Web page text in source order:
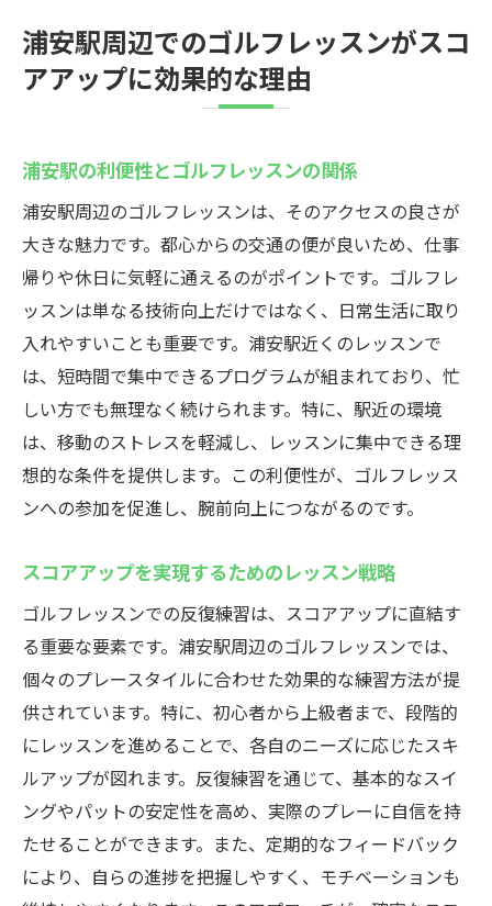
経験豊富なインストラクターが導くスキル
向上
反復練習でゴルフスキルを格段に向上させる方
反復練習の重要性とその効果
日々の練習ルーチンで技術を磨く
インストラクターの指導で効率的に学ぶ
練習成果を確実にする振り返りのコツ
応用力を高めるための実践トレーニング
反復練習を支える最新設備の紹介
初心者から上級者まで対応するウテミル浦安駅
前店のゴルフレッスンの魅力
初心者に優しいカリキュラムのポイント
中級者が抱える課題を解決するアプローチ
上級者向けの高度なテクニック指導
レベルに応じたレッスンプランの選び方
ゴルフ技術を高めるための多様なメニュー
実践的なコースレッスンの魅力
少人数制で効果抜群！ウテミル浦安駅前店のゴ
ルフレッスンのメリットとは
少人数制だからこそ得られる集中力
個別指導でスキルを徹底強化
質問しやすい環境で納得のいくレッスン
浦安駅周辺でのゴルフレッスンがスコ
アアップに効果的な理由
浦安駅の利便性とゴルフレッスンの関係
浦安駅周辺のゴルフレッスンは、そのアクセスの良さが
大きな魅力です。都心からの交通の便が良いため、仕事
帰りや休日に気軽に通えるのがポイントです。ゴルフレ
ッスンは単なる技術向上だけではなく、日常生活に取り
入れやすいことも重要です。浦安駅近くのレッスンで
は、短時間で集中できるプログラムが組まれており、忙
しい方でも無理なく続けられます。特に、駅近の環境
は、移動のストレスを軽減し、レッスンに集中できる理
想的な条件を提供します。この利便性が、ゴルフレッス
ンへの参加を促進し、腕前向上につながるのです。
スコアアップを実現するためのレッスン戦略
ゴルフレッスンでの反復練習は、スコアアップに直結す
る重要な要素です。浦安駅周辺のゴルフレッスンでは、
個々のプレースタイルに合わせた効果的な練習方法が提
供されています。特に、初心者から上級者まで、段階的
にレッスンを進めることで、各自のニーズに応じたスキ
ルアップが図れます。反復練習を通じて、基本的なスイ
ングやパットの安定性を高め、実際のプレーに自信を持
たせることができます。また、定期的なフィードバック
により、自らの進捗を把握しやすく、モチベーションも